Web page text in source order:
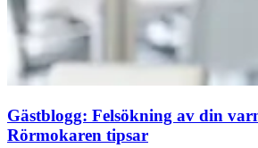
Gästblogg: Felsökning av din
Rörmokaren tipsar